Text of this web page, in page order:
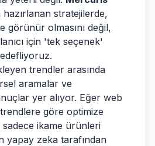
hazırlanan stratejilerde,
görünür olmasını değil,
için 'tek seçenek'
trendler arasında
aramalar ve
yer alıyor. Eğer web
göre optimize
sadece ikame ürünleri
yapay zeka tarafından